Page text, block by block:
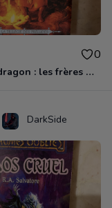
0
Lancedragon : les frères majères
DarkSide